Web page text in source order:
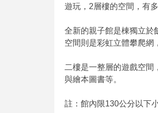
遊玩，2層樓的空間，有
全新的親子館是棟獨立於
空間則是彩虹立體攀爬網
二樓是一整層的遊戲空
與繪本圖書等。
註：館內限130公分以下